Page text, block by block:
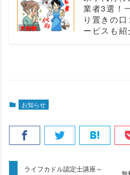
業者3選！
り置きの
ービスも紹
お知らせ
ライフカドル認定士講座～